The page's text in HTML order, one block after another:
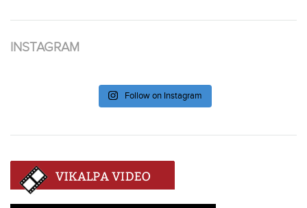
INSTAGRAM
Follow on Instagram